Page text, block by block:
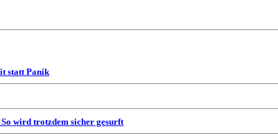
statt Panik
wird trotzdem sicher gesurft